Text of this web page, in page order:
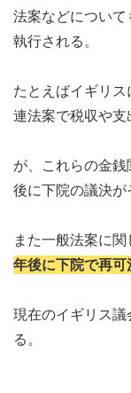
法案などについて
執行される。
たとえばイギリ
連法案で税収や支
が、これらの金
後に下院の議決が
また一般法案に関
年後に下院で再
現在のイギリス
る。